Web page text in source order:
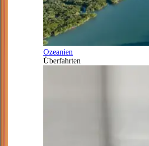
Ozeanien
Überfahrten